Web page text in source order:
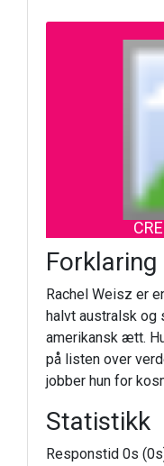
Forklaring
Rachel Weisz er
halvt australsk og
amerikansk ætt.
på listen over
jobber hun for
Statistikk
Responstid 0s